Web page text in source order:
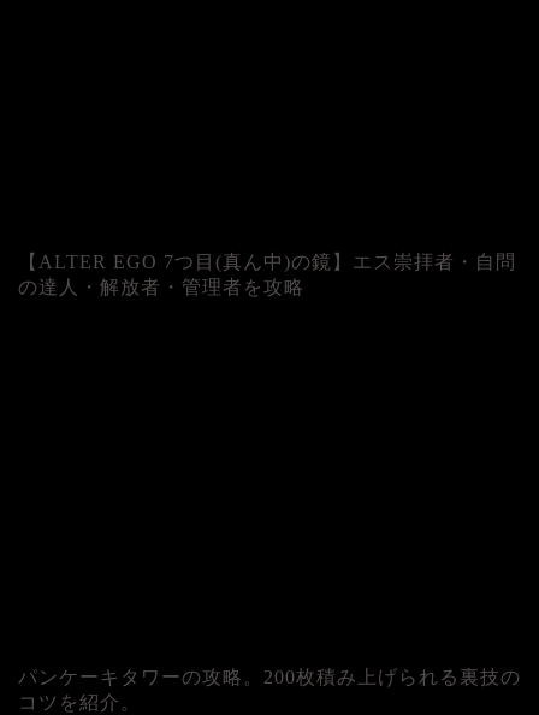
【ALTER EGO 7つ目(真ん中)の鏡】エス崇拝者・自問
の達人・解放者・管理者を攻略
パンケーキタワーの攻略。200枚積み上げられる裏技の
コツを紹介。